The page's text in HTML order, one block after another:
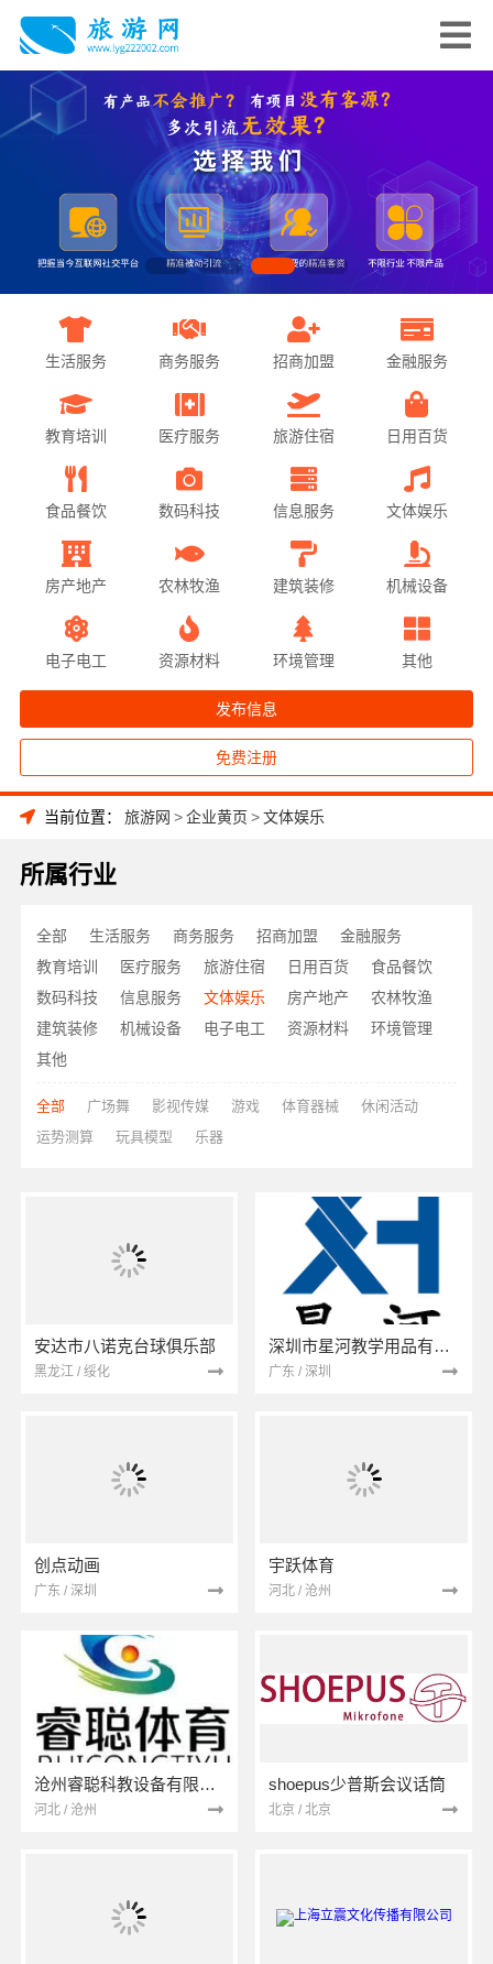
生活服务 商务服务 招商加盟 金融服务
教育培训 医疗服务 旅游住宿 日用百货
食品餐饮 数码科技 信息服务 文体娱乐
房产地产 农林牧渔 建筑装修 机械设备
电子电工 资源材料 环境管理 其他
发布信息
免费注册
当前位置： 旅游网 >企业黄页 >文体娱乐
所属行业
全部 生活服务 商务服务 招商加盟
金融服务
教育培训
医疗服务 旅游住宿 日用百货
食品餐饮
数码科技
信息服务 文体娱乐 房产地产
农林牧渔
建筑装修
机械设备 电子电工 资源材料
环境管理
其他
全部 广场舞 影视传媒 游戏 体育器械
休闲活动
运势测算
玩具模型 乐器
安达市八诺克台球俱乐部
黑龙江 / 绥化
深圳市星河教学用品有限公司
广东 / 深圳
创点动画
广东 / 深圳
宇跃体育
河北 / 沧州
沧州睿聪科教设备有限公司
河北 / 沧州
shoepus少普斯会议话筒
北京 / 北京